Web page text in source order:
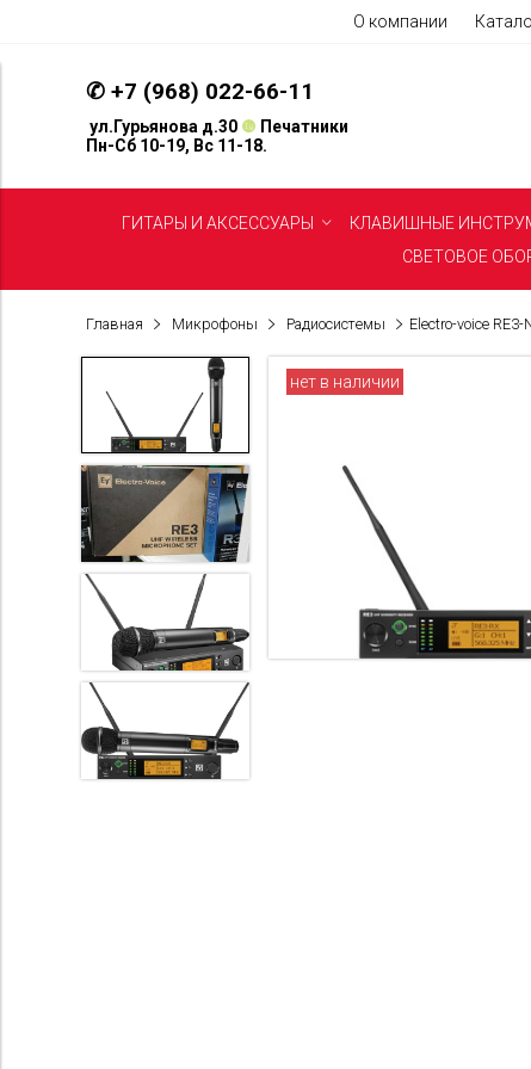
О компании
✆ +7 (968) 022-66-11
ул.Гурьянова д.30 ❿ Печатники
Пн-Сб 10-19, Вс 11-18.
ГИТАРЫ И АКСЕССУАРЫ КЛАВИШНЫЕ
СВЕТОВОЕ
Главная Микрофоны Радиосистемы Electro-voice
нет в наличии